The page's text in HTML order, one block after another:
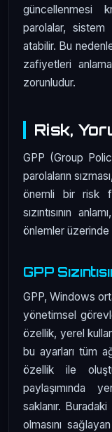
güncellenmesi
parolalar,
atabilir. Bu
zafiyetleri
zorunludur.
Risk,
GPP (Group
parolaların
önemli bir risk
sızıntısının
önlemler
GPP
GPP, Windows
yönetimsel
özellik, yerel
bu ayarları tüm
özellik ile
paylaşımında
saklanır.
olmasını